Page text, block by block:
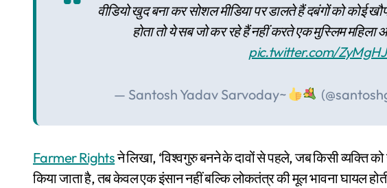
वीडियो खुद बना कर सोशल मीडिया पर डालते हैं दबंगों को कोई
होता तो ये सब जो कर रहे हैं नहीं करते एक मुस्लिम
pic.twitter.com/
— Santosh Yadav Sarvoday~
Farmer Rightsने लिखा, ‘विश्वगुरु बनने के दावों से पहले, जब किसी व्यक्ति
किया जाता है, तब केवल एक इंसान नहीं बल्कि लोकतंत्र की मूल भावना घायल